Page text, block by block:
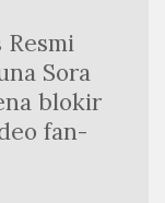
Sora
blokir
fan-